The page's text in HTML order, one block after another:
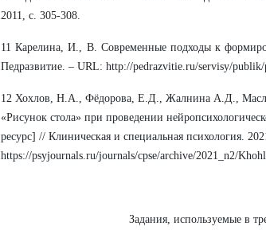
2011, с. 305-308.
11 Карелина, И., В. Современные подходы к
Педразвитие. – URL: http://pedrazvitie.ru/servisy/
12 Хохлов, Н.А., Фёдорова, Е.Д., Жалнина А.Д.,
«Рисунок стола» при проведении
ресурс] // Клиническая и специальная психология.
https://psyjournals.ru/journals/cpse/archive/2021_n2/
Задания, используемые в